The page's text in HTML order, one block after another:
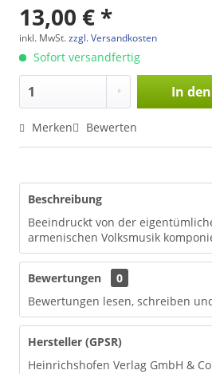
13,00 € *
inkl. MwSt.zzgl. Versandkosten
Sofort versandfertig
In den
Merken Bewerten
Beschreibung
Beeindruckt von der
armenischen Volksmusik
Bewertungen
0
Bewertungen lesen, schreiben
Hersteller (GPSR)
Heinrichshofen Verlag GmbH &